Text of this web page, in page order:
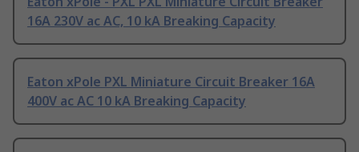
16A 230V ac AC, 10 kA Breaking Capacity
Eaton xPole PXL Miniature Circuit Breaker 16A
400V ac AC 10 kA Breaking Capacity